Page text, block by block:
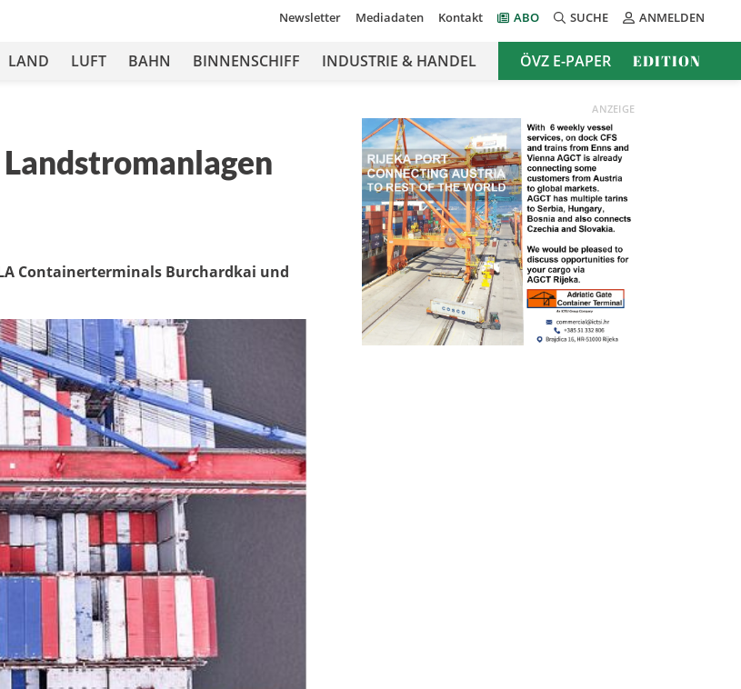
Newsletter Mediadaten Kontakt ABO SUCHE ANMELDEN
LAND LUFT BAHN BINNENSCHIFF INDUSTRIE & HANDEL ÖVZ E-PAPER EDITION
Containerterminals Burchardkai und
ANZEIGE